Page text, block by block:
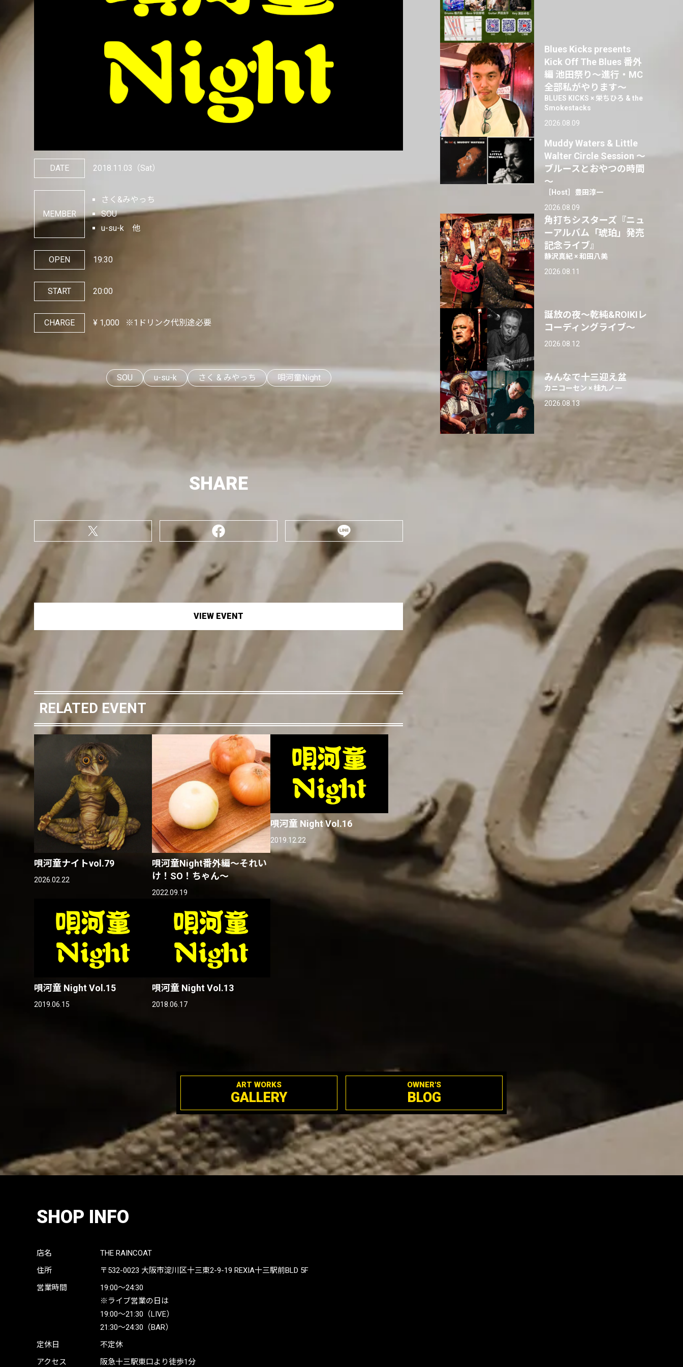
DATE 2018.11.03 （Sat）
MEMBER
さく&みやっち
SOU
u-su-k 他
OPEN 19:30
START 20:00
CHARGE ¥ 1,000 ※1ドリンク代別途必要
SOU u-su-k さく & みやっち 唄河童Night
SHARE
VIEW EVENT
RELATED EVENT
唄河童ナイトvol.79
2026.02.22
唄河童Night番外編〜それい
け！SO！ちゃん〜
2022.09.19
唄河童 Night Vol.16
2019.12.22
唄河童 Night Vol.15
2019.06.15
唄河童 Night Vol.13
2018.06.17
Blues Kicks presents
Kick Off The Blues 番外
編 池田祭り〜進行・MC
全部私がやります〜
BLUES KICKS × 栄ちひろ & the
Smokestacks
2026.08.09
Muddy Waters & Little
Walter Circle Session ～
ブルースとおやつの時間
～
［Host］豊田淳一
2026.08.09
角打ちシスターズ『ニュ
ーアルバム「琥珀」発売
記念ライブ』
静沢真紀 × 和田八美
2026.08.11
誕放の夜〜乾純&ROIKIレ
コーディングライブ〜
2026.08.12
みんなで十三迎え盆
カニコーセン × 桂九ノ一
2026.08.13
ART WORKS
GALLERY
OWNER'S
BLOG
SHOP INFO
店名
THE RAINCOAT
住所
〒532-0023 大阪市淀川区十三東2-9-19 REXIA十三駅前BLD 5F
営業時間
19:00〜24:30
※ライブ営業の日は
19:00〜21:30（LIVE）
21:30〜24:30（BAR）
定休日
不定休
アクセス
阪急十三駅東口より徒歩1分